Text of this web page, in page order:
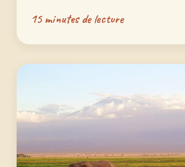
15 minutes de lecture